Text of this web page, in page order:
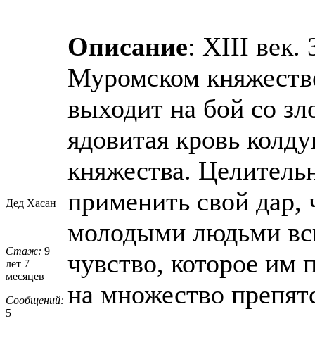
Дед Хасан
Стаж: 9
лет 7
месяцев
Сообщений:
5
Описание: XIII век.
Муромском
выходит на бой со
ядовитая кровь
княжества.
применить свой
молодыми людьми
чувство, которое им
на множество